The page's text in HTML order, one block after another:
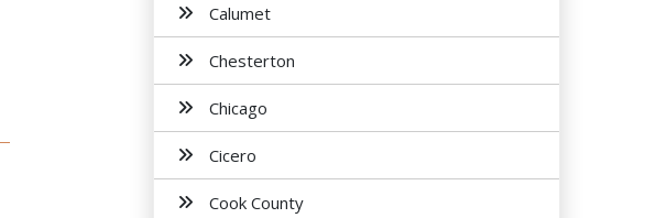
Calumet
Chesterton
Chicago
Cicero
Cook County